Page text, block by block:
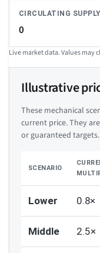
CIRCULATING SUPPLY
0
Live market data. Values may
Illustrative
These mechanical
current price. They
or guaranteed targets.
SCENARIO
Lower 0.8×
Middle 2.5×